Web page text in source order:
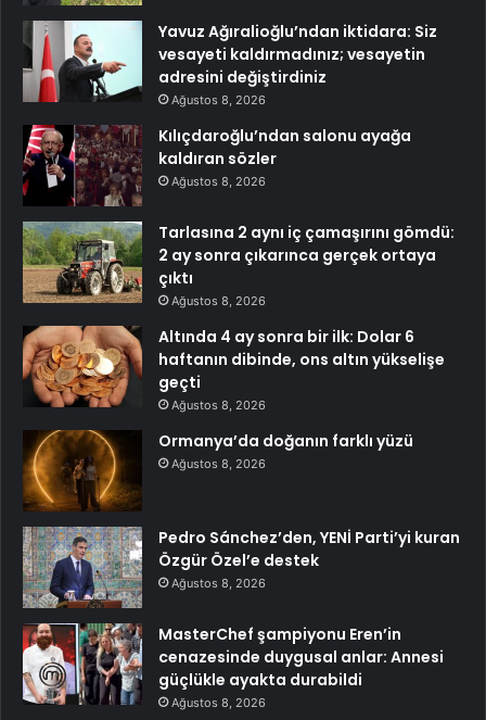
Yavuz Ağıralioğlu’ndan iktidara: Siz
vesayeti kaldırmadınız; vesayetin
adresini değiştirdiniz
Ağustos 8, 2026
Kılıçdaroğlu’ndan salonu ayağa
kaldıran sözler
Ağustos 8, 2026
Tarlasına 2 aynı iç çamaşırını gömdü:
2 ay sonra çıkarınca gerçek ortaya
çıktı
Ağustos 8, 2026
Altında 4 ay sonra bir ilk: Dolar 6
haftanın dibinde, ons altın yükselişe
geçti
Ağustos 8, 2026
Ormanya’da doğanın farklı yüzü
Ağustos 8, 2026
Pedro Sánchez’den, YENİ Parti’yi kuran
Özgür Özel’e destek
Ağustos 8, 2026
MasterChef şampiyonu Eren’in
cenazesinde duygusal anlar: Annesi
güçlükle ayakta durabildi
Ağustos 8, 2026